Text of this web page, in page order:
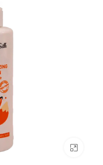
برای بزرگنمایی کلیک کنید